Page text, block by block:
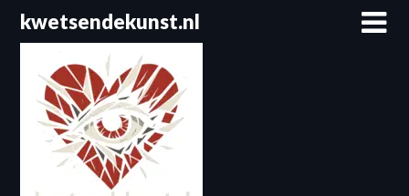
Spring
naar
inhoud
kwetsendekunst.nl